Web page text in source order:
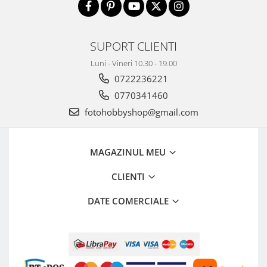
SUPORT CLIENTI
Luni - Vineri 10.30 - 19.00
0722236221
0770341460
fotohobbyshop@gmail.com
MAGAZINUL MEU
CLIENTI
DATE COMERCIALE